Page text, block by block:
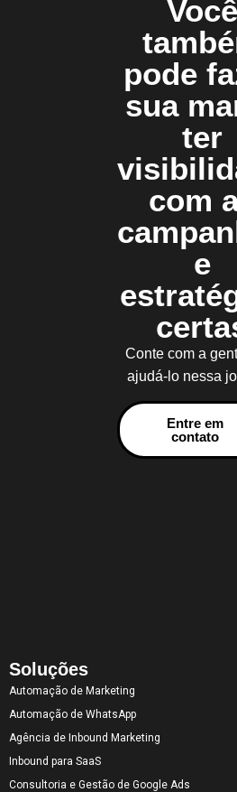
Você
pode
sua
ter
com
e
Conte com a
ajudá-lo nessa
Entre em
contato
Soluções
Automação de Marketing
Automação de WhatsApp
Agência de Inbound Marketing
Inbound para SaaS
Consultoria e Gestão de Google Ads